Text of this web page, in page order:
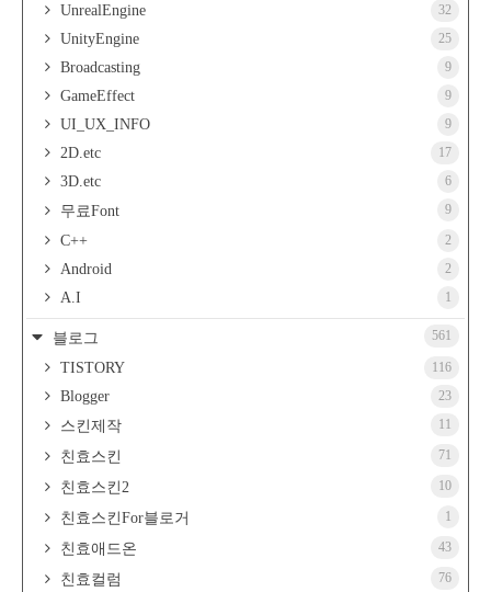
UnrealEngine 32
UnityEngine 25
Broadcasting 9
GameEffect 9
UI_UX_INFO 9
2D.etc 17
3D.etc 6
무료Font 9
C++ 2
Android 2
A.I 1
블로그 561
TISTORY 116
Blogger 23
스킨제작 11
친효스킨 71
친효스킨2 10
친효스킨For블로거 1
친효애드온 43
친효컬럼 76